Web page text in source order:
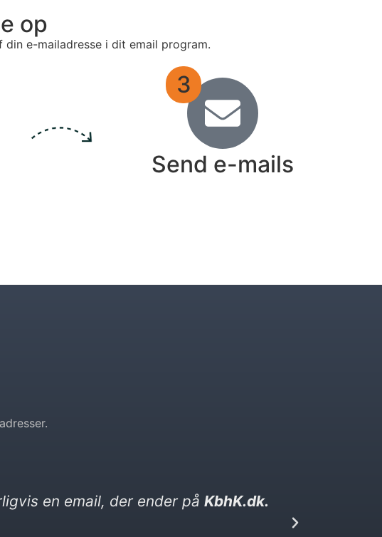
op
e-mailadresse i dit email program.
3
Send e-mails
vittighed. Den ender på kebabser. dk​